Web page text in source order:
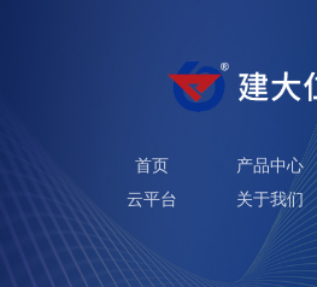
首页 产品中心
云平台
关于我们